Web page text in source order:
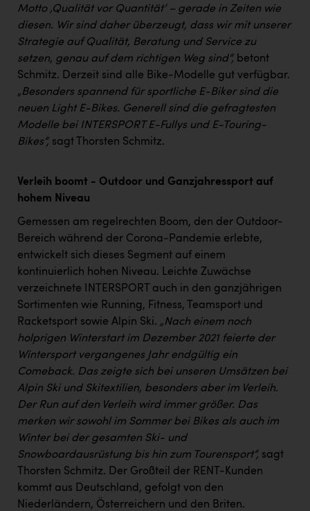
Orlen
Passage Linz
PEZ
REMAX
RE/MAX Welcome
RUBBLE MASTER
SCRI - Salzburg Cancer Research Institute
Schwingshandl - automation technology gmbh
Smurfit Westrock Nettingsdorf
TCL
TGW Logistics
TRAILOMAT & Cycling Austria
VERITAS
Vier Diamanten
Vorlagenportal
Motto ‚Qualität vor Quantität‘ – gerade in Zeiten wie
diesen. Wir sind daher überzeugt, dass wir mit unserer
Strategie auf Qualität, Beratung und Service zu
setzen, genau auf dem richtigen Weg sind“, betont
Schmitz. Derzeit sind alle Bike-Modelle gut verfügbar.
„Besonders spannend für sportliche E-Biker sind die
neuen Light E-Bikes. Generell sind die gefragtesten
Modelle bei INTERSPORT E-Fullys und E-Touring-
Bikes“, sagt Thorsten Schmitz.
Verleih boomt - Outdoor und Ganzjahressport auf
hohem Niveau
Gemessen am regelrechten Boom, den der Outdoor-
Bereich während der Corona-Pandemie erlebte,
entwickelt sich dieses Segment auf einem
kontinuierlich hohen Niveau. Leichte Zuwächse
verzeichnete INTERSPORT auch in den ganzjährigen
Sortimenten wie Running, Fitness, Teamsport und
Racketsport sowie Alpin Ski. „Nach einem noch
holprigen Winterstart im Dezember 2021 feierte der
Wintersport vergangenes Jahr endgültig ein
Comeback. Das zeigte sich bei unseren Umsätzen bei
Alpin Ski und Skitextilien, besonders aber im Verleih.
Der Run auf den Verleih wird immer größer. Das
merken wir sowohl im Sommer bei Bikes als auch im
Winter bei der gesamten Ski- und
Snowboardausrüstung bis hin zum Tourensport“, sagt
Thorsten Schmitz. Der Großteil der RENT-Kunden
kommt aus Deutschland, gefolgt von den
Niederländern, Österreichern und den Briten.